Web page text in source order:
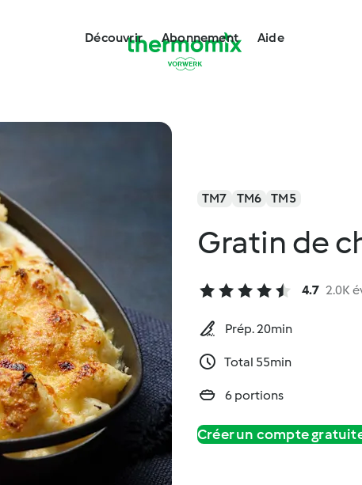
Découvrir Abonnement Aide
TM7 TM6 TM5
Gratin de
4.7 2.0K
Prép. 20min
Total 55min
6 portions
Créer un compte